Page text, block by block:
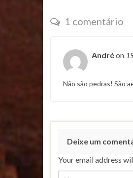
1 comentário
Andréon
Não são pedras! São
Deixe um
Your email address